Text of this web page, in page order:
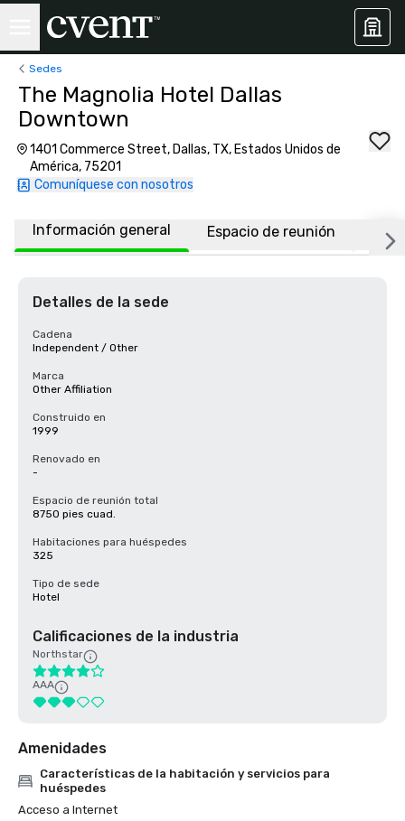
Sedes
The Magnolia Hotel Dallas
Downtown
1401 Commerce Street, Dallas, TX, Estados Unidos de
América, 75201
Comuníquese con nosotros
Información general Espacio de reunión
Detalles de la sede
Cadena
Independent / Other
Marca
Other Affiliation
Construido en
1999
Renovado en
-
Espacio de reunión total
8750 pies cuad.
Habitaciones para huéspedes
325
Tipo de sede
Hotel
Calificaciones de la industria
Northstar
AAA
Amenidades
Características de la habitación y servicios para
huéspedes
Acceso a Internet